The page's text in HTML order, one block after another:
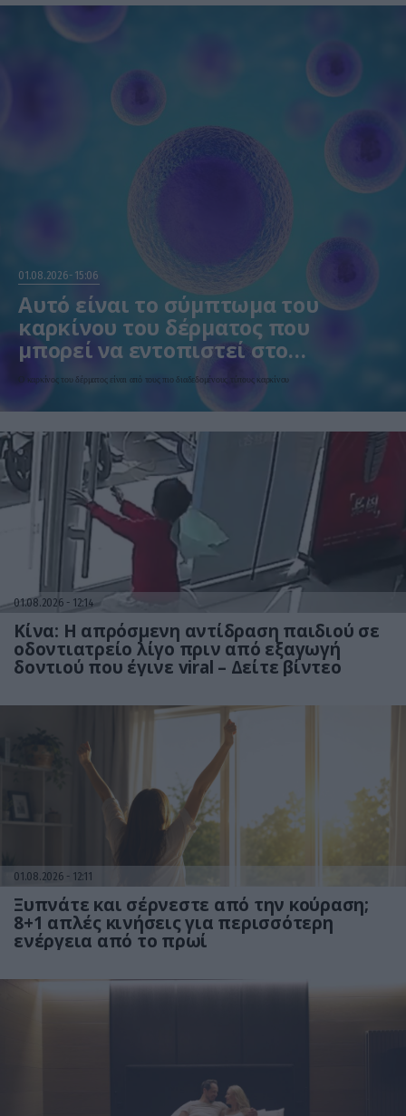
01.08.2026 15:06
Αυτό είναι το σύμπτωμα του
καρκίνου του δέρματος που
μπορεί να εντοπιστεί στο
κομμωτήριο! – Τι δείχνει νέα
έρευνα
Ο καρκίνος του δέρματος είναι από τους πιο διαδεδομένους τύπους καρκίνου
01.08.2026 12:14
Κίνα: Η απρόσμενη αντίδραση παιδιού σε
οδοντιατρείο λίγο πριν από εξαγωγή
δοντιού που έγινε viral – Δείτε βίντεο
01.08.2026 12:11
Ξυπνάτε και σέρνεστε από την κούραση;
8+1 απλές κινήσεις για περισσότερη
ενέργεια από το πρωί